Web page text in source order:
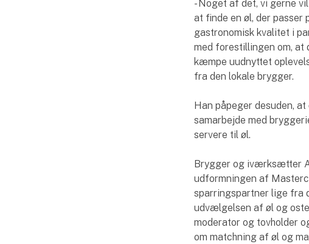
- Noget af det, vi gerne
at finde en øl, der
gastronomisk kvalitet i
med forestillingen om, at
kæmpe uudnyttet
fra den lokale brygger.
Han påpeger desuden,
samarbejde med
servere til øl.
Brygger og iværksætter
udformningen af
sparringspartner lige fra
udvælgelsen af øl og
moderator og tovholder
om matchning af øl og